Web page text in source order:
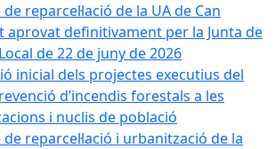
reparcel·lació de la UA de Can
aprovat definitivament per la Junta de
de 22 de juny de 2026
inicial dels projectes executius del
d’incendis forestals a les
i nuclis de població
reparcel·lació i urbanització de la